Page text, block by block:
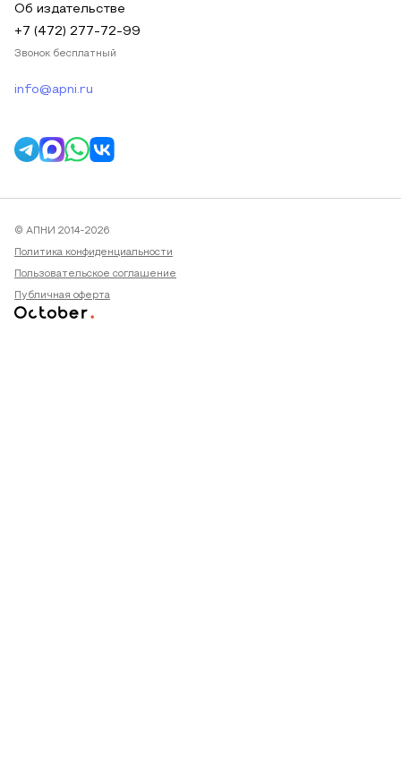
Об издательстве
+7 (472) 277-72-99
Звонок бесплатный
info@apni.ru
© АПНИ 2014-2026
Политика конфиденциальности
Пользовательское соглашение
Публичная оферта